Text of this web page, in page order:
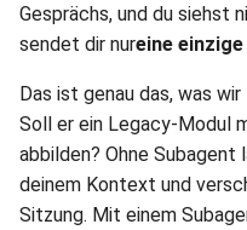
Gesprächs, und du siehst
sendet dir nureine
Das ist genau das, was
Soll er ein Legacy-Modul
abbilden? Ohne Subagent
deinem Kontext und
Sitzung. Mit einem